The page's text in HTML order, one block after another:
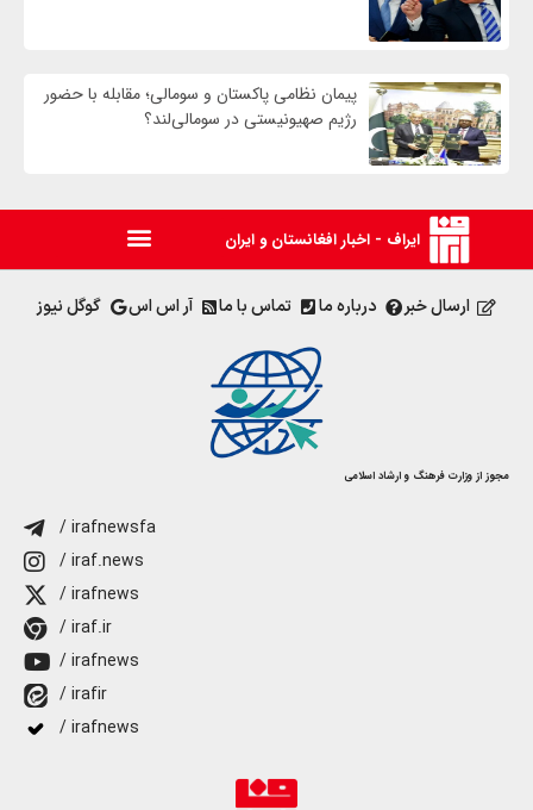
پیمان نظامی پاکستان و سومالی؛ مقابله با حضور
رژيم صهیونیستی در سومالی‌لند؟
ایراف - اخبار افغانستان و ایران
ارسال خبر درباره ما تماس با ما آر اس اس گوگل نیوز
مجوز از وزارت فرهنگ و ارشاد اسلامی
/ irafnewsfa
/ iraf.news
/ irafnews
/ iraf.ir
/ irafnews
/ irafir
/ irafnews